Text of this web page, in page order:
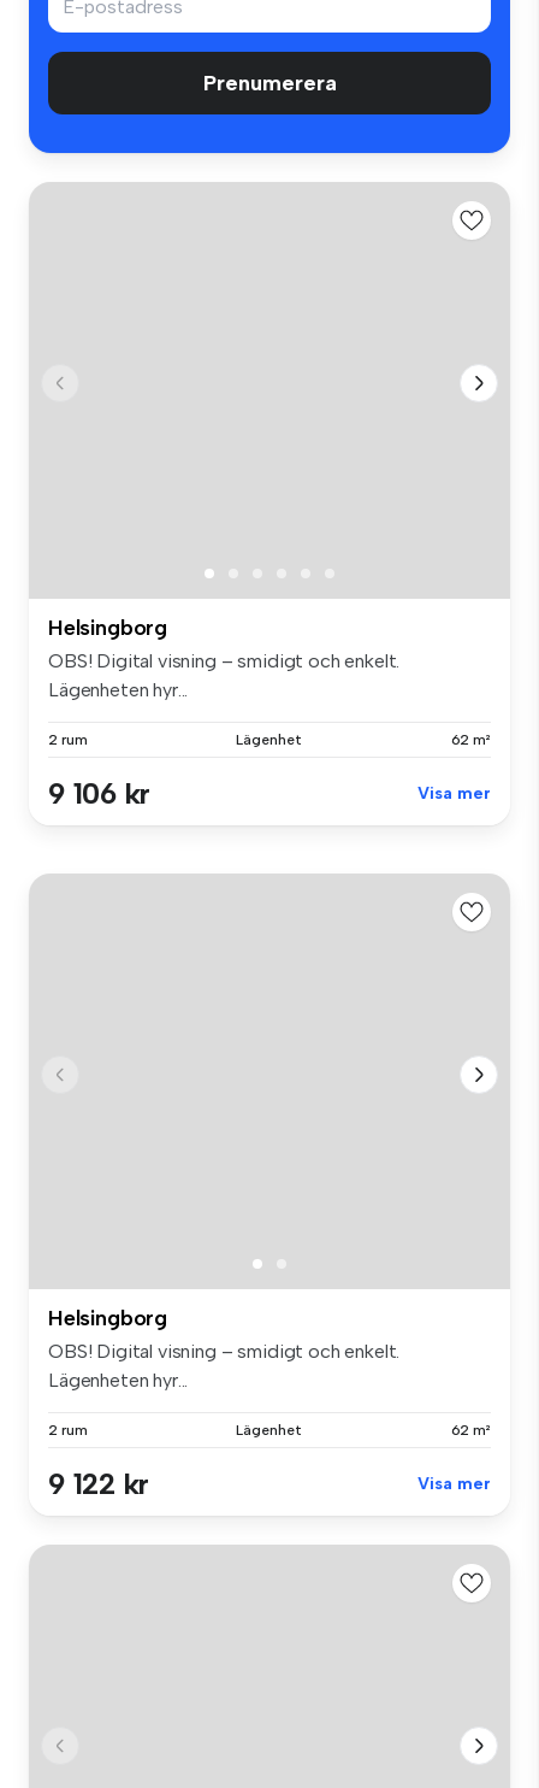
Prenumerera
Helsingborg
OBS! Digital visning – smidigt och enkelt.
Lägenheten hyr...
2 rum Lägenhet 62 m²
9 106 kr Visa mer
Helsingborg
OBS! Digital visning – smidigt och enkelt.
Lägenheten hyr...
2 rum Lägenhet 62 m²
9 122 kr Visa mer